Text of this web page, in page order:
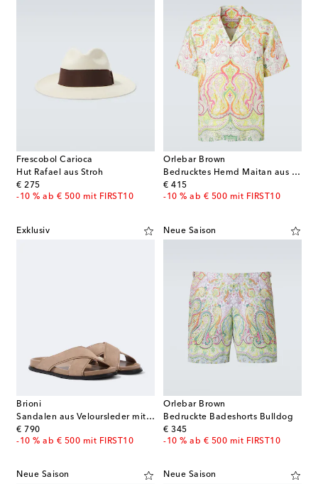
Frescobol Carioca
Hut Rafael aus Stroh
€ 275
original price
-10 % ab € 500 mit FIRST10
Orlebar Brown
Bedrucktes Hemd Maitan aus Leinen
€ 415
original price
-10 % ab € 500 mit FIRST10
Exklusiv
Brioni
Sandalen aus Veloursleder mit Leder
€ 790
original price
-10 % ab € 500 mit FIRST10
Neue Saison
Orlebar Brown
Bedruckte Badeshorts Bulldog
€ 345
original price
-10 % ab € 500 mit FIRST10
Neue Saison Neue Saison